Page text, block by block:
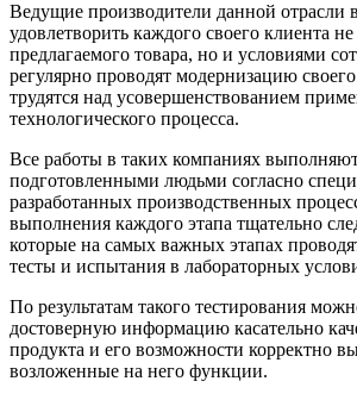
Ведущие производители данной отрасли
удовлетворить каждого своего клиента не
предлагаемого товара, но и условиями
регулярно проводят модернизацию
трудятся над усовершенствованием
технологического процесса.
Все работы в таких компаниях
подготовленными людьми согласно
разработанных производственных
выполнения каждого этапа тщательно
которые на самых важных этапах
тесты и испытания в лабораторных
По результатам такого тестирования
достоверную информацию касательно
продукта и его возможности корректно
возложенные на него функции.